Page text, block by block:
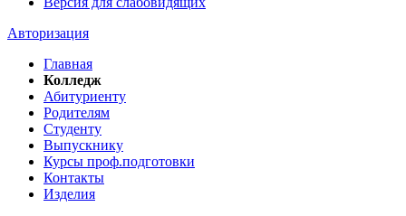
Авторизация
Главная
Колледж
Абитуриенту
Родителям
Студенту
Выпускнику
Курсы проф.подготовки
Контакты
Изделия